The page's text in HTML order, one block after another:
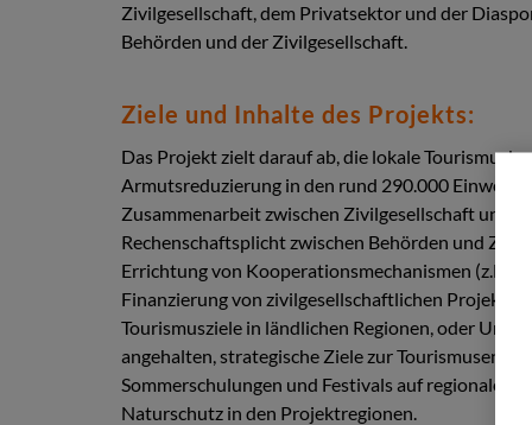
Zivilgesellschaft, dem Privatsektor und der
Behörden und der Zivilgesellschaft.
Ziele und Inhalte des Projekts:
Das Projekt zielt darauf ab, die lokale
Armutsreduzierung in den rund 290.000
Zusammenarbeit zwischen Zivilgesellschaft und
Rechenschaftsplicht zwischen Behörden und
Errichtung von Kooperationsmechanismen (z.B.
Finanzierung von zivilgesellschaftlichen
Tourismusziele in ländlichen Regionen, oder
angehalten, strategische Ziele zur
Sommerschulungen und Festivals auf
Naturschutz in den Projektregionen.